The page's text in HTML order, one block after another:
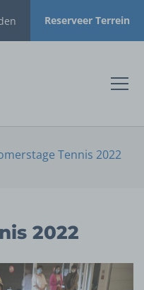
Reserveer Terrein
Tennis 2022
2022